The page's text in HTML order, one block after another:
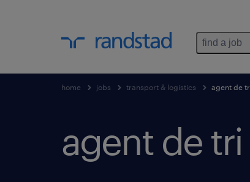
find a job
home jobs transport & logistics agent de
agent de